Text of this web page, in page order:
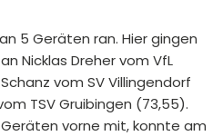
5 Geräten ran. Hier gingen
Nicklas Dreher vom VfL
vom SV Villingendorf
TSV Gruibingen (73,55).
vorne mit, konnte am